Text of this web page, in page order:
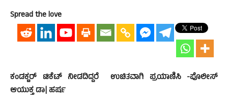
Spread the love
ಕಂಡಕ್ಟರ್‌ ಟಿಕೆಟ್‌ ನೀಡದಿದ್ದರೆ ಉಚಿತವಾಗಿ ಪ್ರಯಾಣಿಸಿ -ಪೊಲೀಸ್‌
ಆಯುಕ್ತ ಡಾ| ಹರ್ಷ